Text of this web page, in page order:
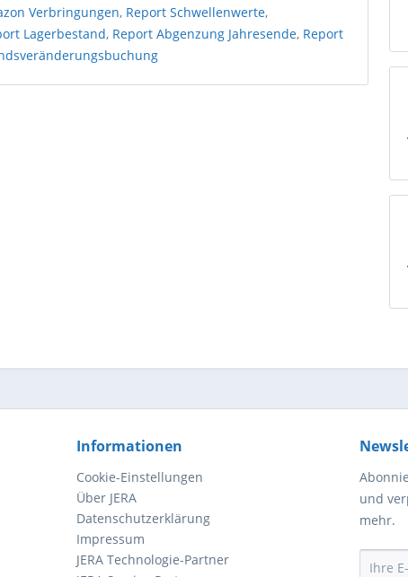
Verbringungen, Report Schwellenwerte,
Lagerbestand, Report Abgenzung Jahresende, Report
Informationen
Cookie-Einstellungen
Über JERA
Datenschutzerklärung
Impressum
JERA Technologie-Partner
und
mehr.